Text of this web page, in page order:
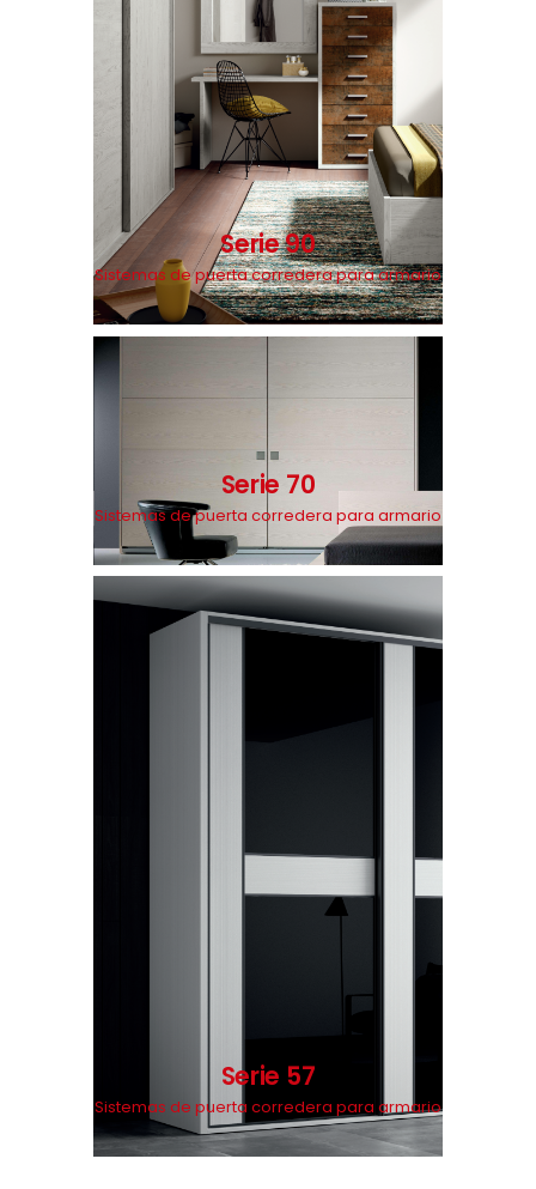
Serie 90
Sistemas de puerta corredera para armario
Serie 70
Sistemas de puerta corredera para armario
Serie 57
Sistemas de puerta corredera para armario